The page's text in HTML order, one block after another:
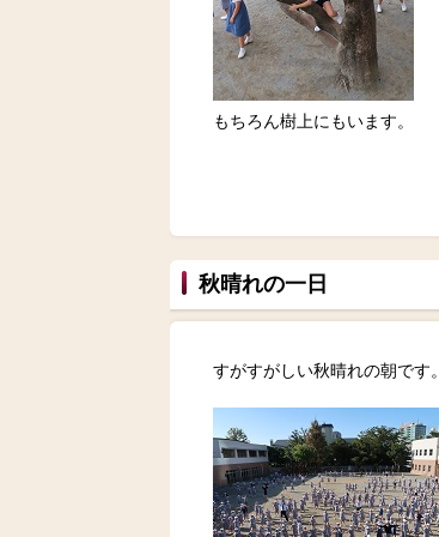
もちろん樹上にもいます。
秋晴れの一日
すがすがしい秋晴れの朝です。